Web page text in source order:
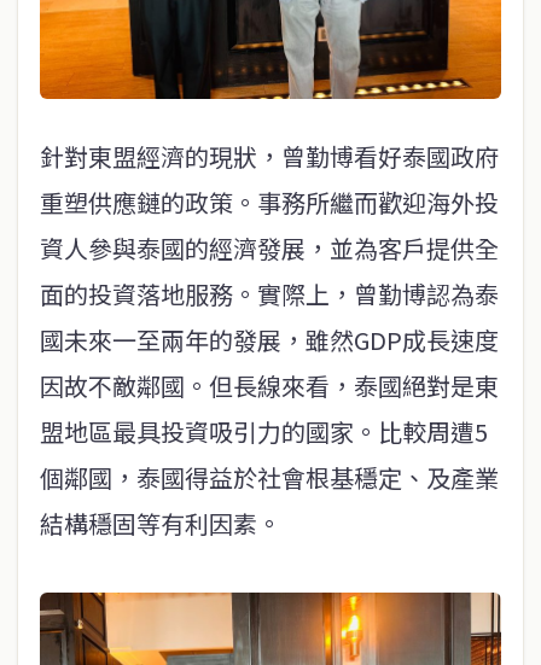
針對東盟經濟的現狀，曾勤博看好泰國政府
重塑供應鏈的政策。事務所繼而歡迎海外投
資人參與泰國的經濟發展，並為客戶提供全
面的投資落地服務。實際上，曾勤博認為泰
國未來一至兩年的發展，雖然GDP成長速度
因故不敵鄰國。但長線來看，泰國絕對是東
盟地區最具投資吸引力的國家。比較周遭5
個鄰國，泰國得益於社會根基穩定、及產業
結構穩固等有利因素。